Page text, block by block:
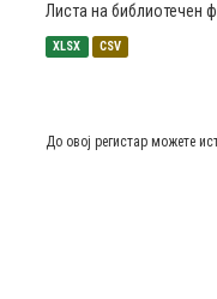
Листа на библиотечен
XLSX CSV
До овој регистар можете